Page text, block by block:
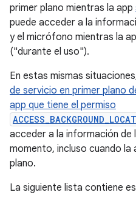
primer plano mientras la app
puede acceder a la
y el micrófono mientras la
("durante el uso").
En estas mismas
de servicio en primer plano
app que tiene el permiso
acceder a la información de
momento, incluso cuando la
plano.
La siguiente lista contiene